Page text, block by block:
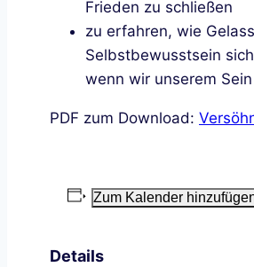
Frieden zu schließen
zu erfahren, wie
Selbstbewusstsein
wenn wir unserem
PDF zum Download:
Zum Kalender
Details